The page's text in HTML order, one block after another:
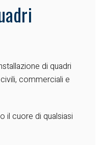
di quadri
commerciali e
il cuore di qualsiasi